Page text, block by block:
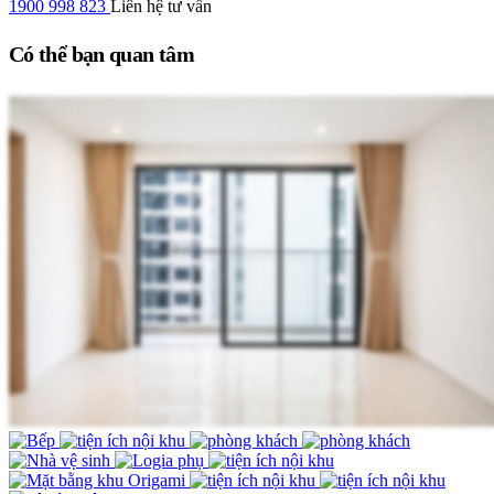
1900 998 823 Liên hệ tư vấn
Có thể bạn quan tâm